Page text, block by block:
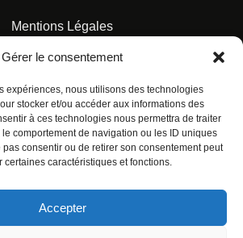
Gérer le consentement
expériences, nous utilisons des technologies
stocker et/ou accéder aux informations des
à ces technologies nous permettra de traiter
comportement de navigation ou les ID uniques
pas consentir ou de retirer son consentement peut
certaines caractéristiques et fonctions.
Accepter
Mentions Légales
des données personnelles
URBAN COMICS POUR LES